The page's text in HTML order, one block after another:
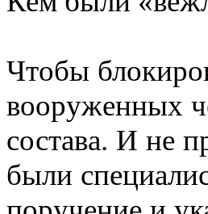
Чтобы
вооруженных
состава. И не
были